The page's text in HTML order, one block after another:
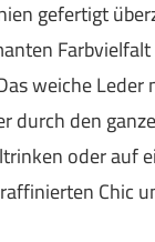
gefertigt
weiche Leder
durch den
oder auf
Chic